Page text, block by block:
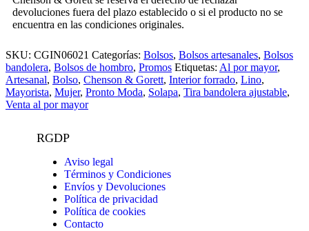
devoluciones fuera del plazo establecido o si el producto no se
encuentra en las condiciones originales.
SKU: CGIN06021 Categorías: Bolsos, Bolsos artesanales, Bolsos
bandolera, Bolsos de hombro, Promos Etiquetas: Al por mayor,
Artesanal, Bolso, Chenson & Gorett, Interior forrado, Lino,
Mayorista, Mujer, Pronto Moda, Solapa, Tira bandolera ajustable,
Venta al por mayor
RGDP
Aviso legal
Términos y Condiciones
Envíos y Devoluciones
Política de privacidad
Política de cookies
Contacto